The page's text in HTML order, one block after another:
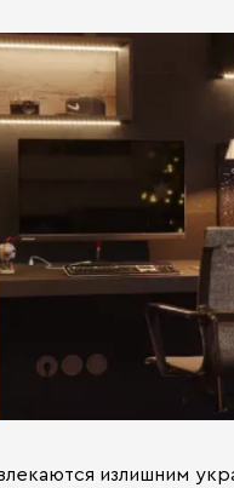
излишним